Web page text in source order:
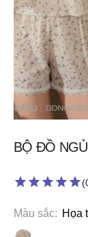
BỘ ĐỒ
starstarstarstarstar
Màu sắc: Họa